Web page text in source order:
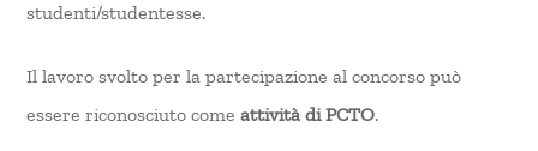
studenti/studentesse.
Il lavoro svolto per la partecipazione al concorso può
essere riconosciuto comeattività di PCTO.